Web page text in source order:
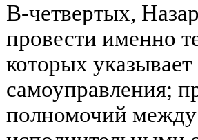
В-четвертых,
провести именно
которых
самоуправления;
полномочий